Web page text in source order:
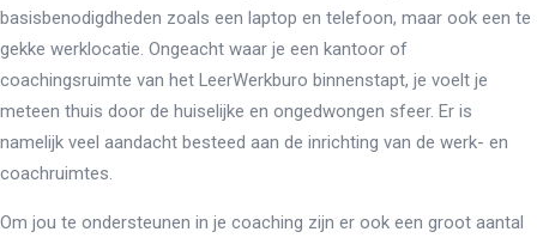
Re-integratie
basisbenodigdheden zoals een laptop en telefoon, maar ook een te
gekke werklocatie. Ongeacht waar je een kantoor of
coachingsruimte van het LeerWerkburo binnenstapt, je voelt je
meteen thuis door de huiselijke en ongedwongen sfeer. Er is
namelijk veel aandacht besteed aan de inrichting van de werk- en
coachruimtes.
Om jou te ondersteunen in je coaching zijn er ook een groot aantal